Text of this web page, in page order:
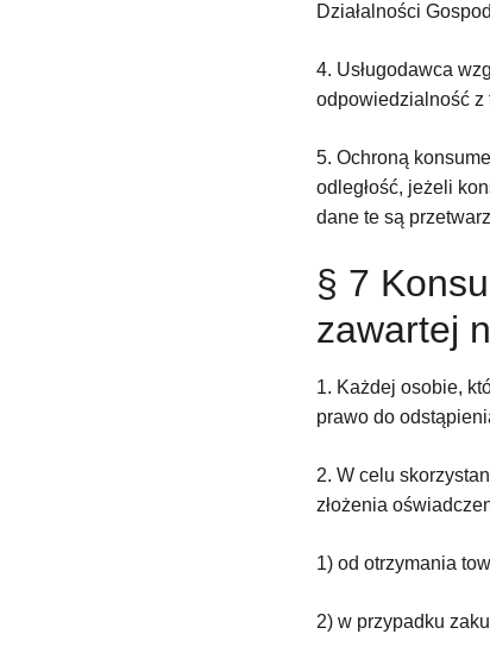
Działalności
4. Usługodawca
odpowiedzialność z
5. Ochroną
odległość, jeżeli
dane te są
§ 7
zawartej
1. Każdej osobie,
prawo do
2. W celu
złożenia
1) od otrzymania
2) w przypadku